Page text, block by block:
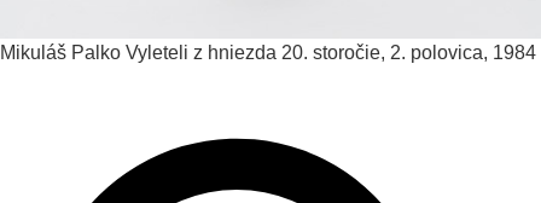
Mikuláš Palko Vyleteli z hniezda 20. storočie, 2. polovica, 1984